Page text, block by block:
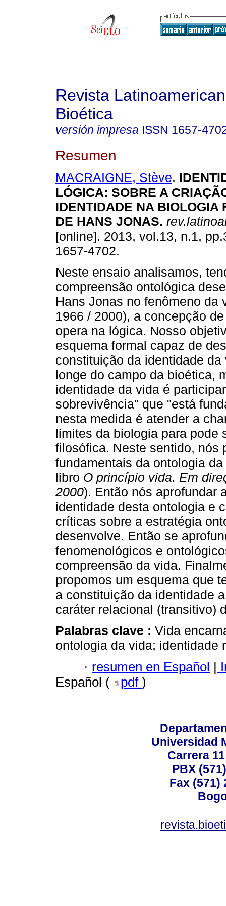
Revista
Bioética
versión impresa ISSN 1657-
Resumen
MACRAIGNE, Stève.
LÓGICA: SOBRE A
IDENTIDADE NA BIOLOGIA
DE HANS JONAS.
[online]. 2013, vol.13, n.1,
1657-4702.
Neste ensaio analisamos,
compreensão ontológica
Hans Jonas no fenômeno da
1966 / 2000), a concepção
opera na lógica. Nosso
esquema formal capaz de
constituição da identidade
longe do campo da bioética,
identidade da vida é
sobrevivência" que "está
nesta medida é atender a
limites da biologia para pode
filosófica. Neste sentido, nós
fundamentais da ontologia
libro O princípio vida. Em
2000). Então nós aprofundar
identidade desta ontologia e
críticas sobre a estratégia
desenvolve. Então se
fenomenológicos e
compreensão da vida.
propomos um esquema que
a constituição da identidade
caráter relacional (transitivo)
Palabras clave : Vida
ontologia da vida; identidade
· resumen en Español |
Español (
pdf )
Universidad
Carrera
PBX
Fax (571)